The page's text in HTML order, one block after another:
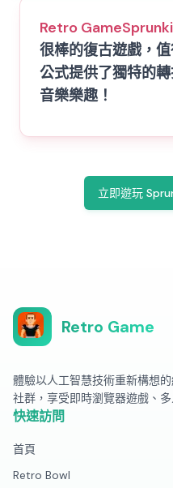
Retro Game
很棒的復古遊戲，
公式提供了獨特的
音樂樂趣！
立即遊玩
Retro Game
體驗以人工智慧技術重新構想
社群，享受即時瀏覽器遊戲、
快速訪問
首頁
Retro Bowl